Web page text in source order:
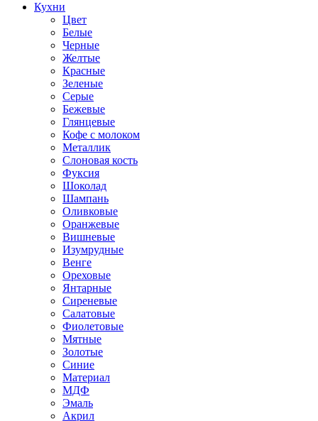
Кухни
Цвет
Белые
Черные
Желтые
Красные
Зеленые
Серые
Бежевые
Глянцевые
Кофе с молоком
Металлик
Слоновая кость
Фуксия
Шоколад
Шампань
Оливковые
Оранжевые
Вишневые
Изумрудные
Венге
Ореховые
Янтарные
Сиреневые
Салатовые
Фиолетовые
Мятные
Золотые
Синие
Материал
МДФ
Эмаль
Акрил